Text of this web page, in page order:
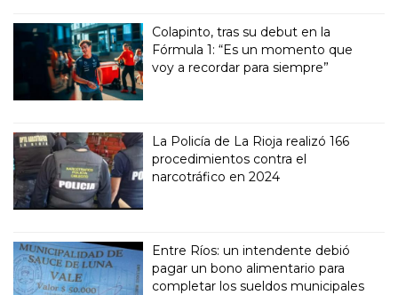
Colapinto, tras su debut en la
Fórmula 1: “Es un momento que
voy a recordar para siempre”
La Policía de La Rioja realizó 166
procedimientos contra el
narcotráfico en 2024
Entre Ríos: un intendente debió
pagar un bono alimentario para
completar los sueldos municipales